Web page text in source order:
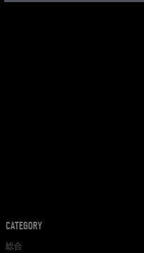
CATEGORY
総合